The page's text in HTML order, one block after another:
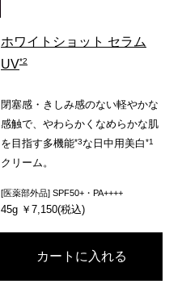
ホワイトショット セラム
UV*2
閉塞感・きしみ感のない軽やかな
感触で、やわらかくなめらかな肌
を目指す多機能*3な日中用美白*1
クリーム。
[医薬部外品] SPF50+・PA++++
45g ￥7,150(税込)
カートに入れる